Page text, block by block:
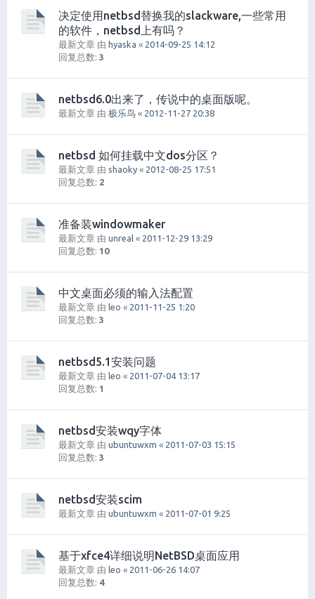
决定使用netbsd替换我的slackware,一些常用
的软件，netbsd上有吗？
最新文章 由 hyaska « 2014-09-25 14:12
回复总数: 3
netbsd6.0出来了，传说中的桌面版呢。
最新文章 由 极乐鸟 « 2012-11-27 20:38
netbsd 如何挂载中文dos分区？
最新文章 由 shaoky « 2012-08-25 17:51
回复总数: 2
准备装windowmaker
最新文章 由 unreal « 2011-12-29 13:29
回复总数: 10
中文桌面必须的输入法配置
最新文章 由 leo « 2011-11-25 1:20
回复总数: 3
netbsd5.1安装问题
最新文章 由 leo « 2011-07-04 13:17
回复总数: 1
netbsd安装wqy字体
最新文章 由 ubuntuwxm « 2011-07-03 15:15
回复总数: 3
netbsd安装scim
最新文章 由 ubuntuwxm « 2011-07-01 9:25
基于xfce4详细说明NetBSD桌面应用
最新文章 由 leo « 2011-06-26 14:07
回复总数: 4